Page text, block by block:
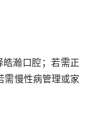
需慢性病管理或家